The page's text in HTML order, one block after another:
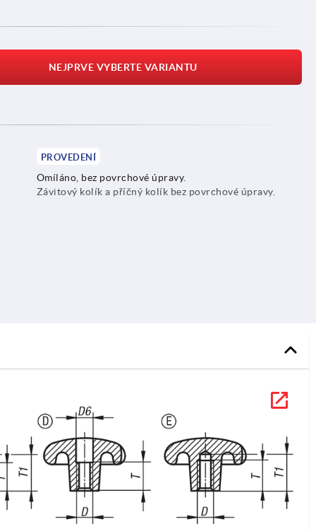
NEJPRVE VYBERTE VARIANTU
PROVEDENÍ
Omíláno, bez povrchové úpravy.
Závitový kolík a příčný kolík bez povrchové úpravy.